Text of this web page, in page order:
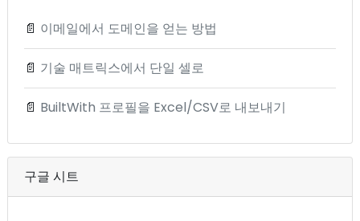
📄 이메일에서 도메인을 얻는 방법
📄 기술 매트릭스에서 단일 셀로
📄 BuiltWith 프로필을 Excel/CSV로 내보내기
구글 시트